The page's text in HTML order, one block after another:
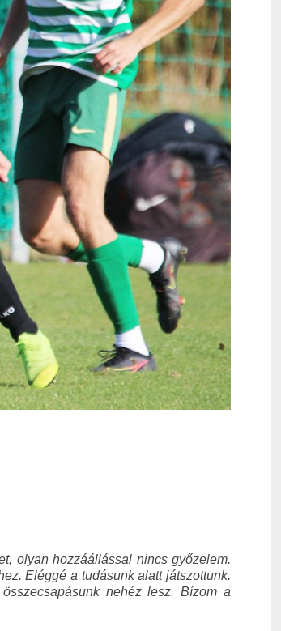
olyan hozzáállással nincs győzelem.
Eléggé a tudásunk alatt játszottunk.
nehéz lesz. Bízom a